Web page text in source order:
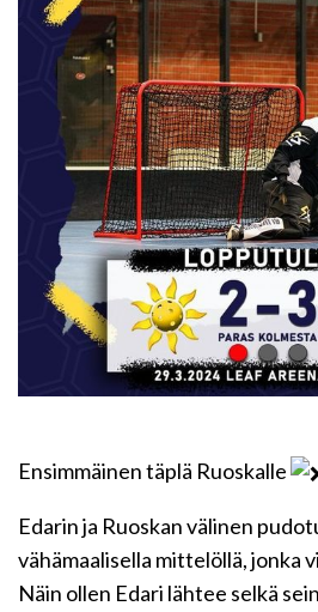
Ensimmäinen täplä Ruoskalle
Edarin ja Ruoskan välinen
vähämaalisella mittelöllä, jonka
Näin ollen Edari lähtee selkä